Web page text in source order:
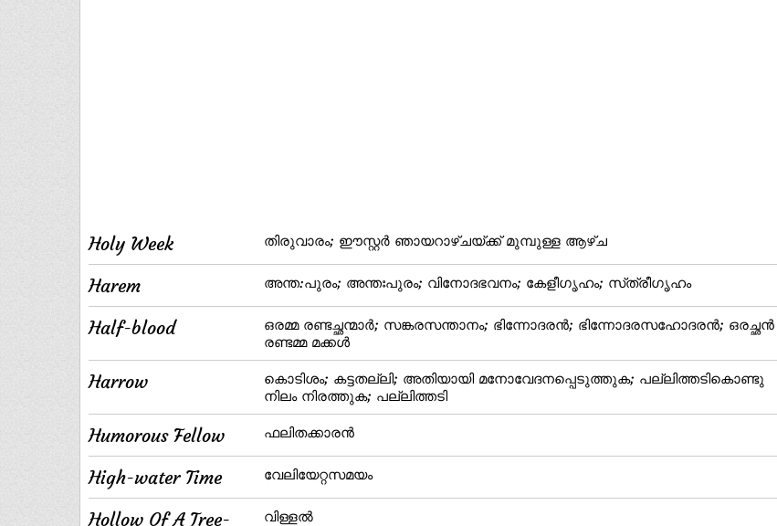
Holy Week തിരുവാരം; ഈസ്റ്റര്‍ ഞായറാഴ്‌ചയ്‌ക്ക്‌ മുമ്പുള്ള ആഴ്‌ച
Harem അന്ത:പുരം; അന്തഃപുരം; വിനോദഭവനം; കേളീഗൃഹം; സ്‌ത്രീഗൃഹം
Half-blood
ഒരമ്മ രണ്ടച്ഛന്മാര്‍; സങ്കരസന്താനം; ഭിന്നോദരന്‍; ഭിന്നോദരസഹോദരന്‍; ഒരച്ഛന്‍
രണ്ടമ്മ മക്കള്‍
Harrow
കൊടിശം; കട്ടതല്ലി; അതിയായി മനോവേദനപ്പെടുത്തുക; പല്ലിത്തടികൊണ്ടു
നിലം നിരത്തുക; പല്ലിത്തടി
Humorous Fellow ഫലിതക്കാരന്‍
High-water Time വേലിയേറ്റസമയം
Hollow Of A Tree-
വിള്ളല്‍